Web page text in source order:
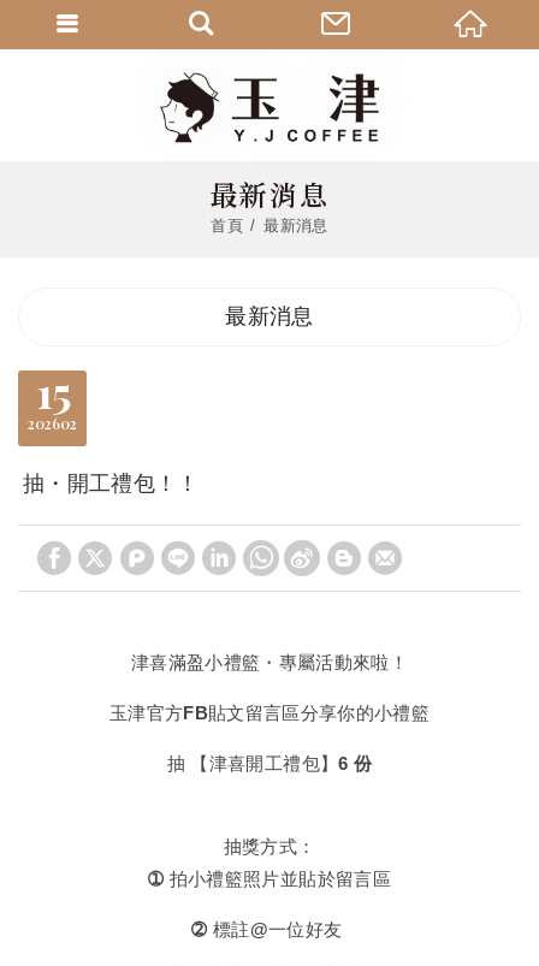
最新消息
首頁 最新消息
最新消息
15
02
2026
抽・開工禮包！！
津喜滿盈小禮籃・專屬活動來啦！
玉津官方FB貼文留言區分享你的小禮籃
抽 【津喜開工禮包】6 份
抽獎方式：
➀ 拍小禮籃照片並貼於留言區
➁ 標註@一位好友